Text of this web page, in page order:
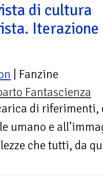
di cultura
Iterazione
| Fanzine
Fantascienza
di
umano e
che tutti, da